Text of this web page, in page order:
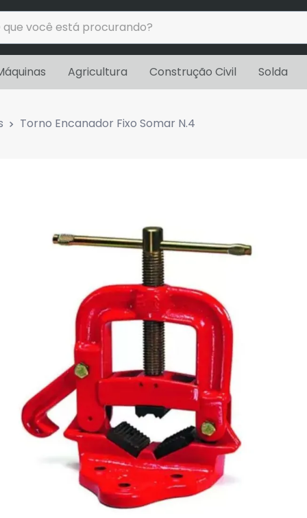
você está procurando?
Agricultura Construção Civil Solda
Torno Encanador Fixo Somar N.4